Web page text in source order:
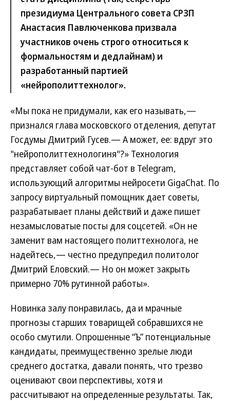
президиума Центрального совета СРЗП
Анастасия Павлюченкова призвала
участников очень строго относиться к
формальностям и дедлайнам) и
разработанный партией
«нейрополиттехнолог».
«Мы пока не придумали, как его называть,—
признался глава московского отделения, депутат
Госдумы Дмитрий Гусев.— А может, ее: вдруг это
"нейрополиттехнологиня"?» Технология
представляет собой чат-бот в Telegram,
использующий алгоритмы нейросети GigaChat. По
запросу виртуальный помощник дает советы,
разрабатывает планы действий и даже пишет
незамысловатые посты для соцсетей. «Он не
заменит вам настоящего политтехнолога, не
надейтесь,— честно предупредил политолог
Дмитрий Еловский.— Но он может закрыть
примерно 70% рутинной работы».
Новинка залу понравилась, да и мрачные
прогнозы старших товарищей собравшихся не
особо смутили. Опрошенные “Ъ” потенциальные
кандидаты, преимущественно зрелые люди
среднего достатка, давали понять, что трезво
оценивают свои перспективы, хотя и
рассчитывают на определенные результаты. Так,